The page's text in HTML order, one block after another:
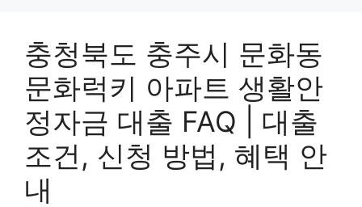
충청북도 충주시 문화동
문화럭키 아파트 생활안
정자금 대출 FAQ | 대출
조건, 신청 방법, 혜택 안
내